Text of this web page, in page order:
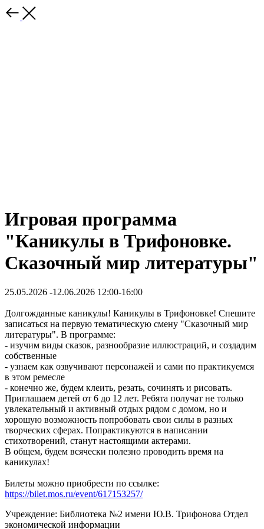
Игровая программа
"Каникулы в Трифоновке.
Сказочный мир литературы"
25.05.2026 -12.06.2026 12:00-16:00
Долгожданные каникулы! Каникулы в Трифоновке! Спешите
записаться на первую тематическую смену "Сказочный мир
литературы". В программе:
- изучим виды сказок, разнообразие иллюстраций, и создадим
собственные
- узнаем как озвучивают персонажей и сами по практикуемся
в этом ремесле
- конечно же, будем клеить, резать, сочинять и рисовать.
Приглашаем детей от 6 до 12 лет. Ребята получат не только
увлекательный и активный отдых рядом с домом, но и
хорошую возможность попробовать свои силы в разных
творческих сферах. Попрактикуются в написании
стихотворений, станут настоящими актерами.
В общем, будем всячески полезно проводить время на
каникулах!
Билеты можно приобрести по ссылке:
https://bilet.mos.ru/event/617153257/
Учреждение: Библиотека №2 имени Ю.В. Трифонова Отдел
экономической информации